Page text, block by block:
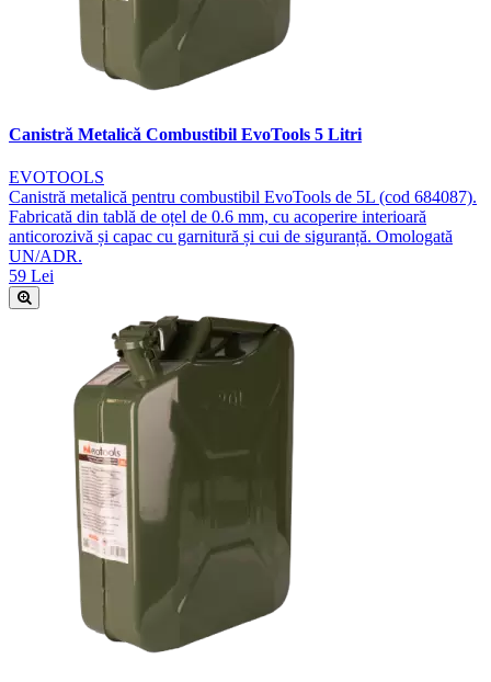
Canistră Metalică Combustibil EvoTools 5 Litri
EVOTOOLS
Canistră metalică pentru combustibil EvoTools de 5L (cod 684087).
Fabricată din tablă de oțel de 0.6 mm, cu acoperire interioară
anticorozivă și capac cu garnitură și cui de siguranță. Omologată
UN/ADR.
59 Lei